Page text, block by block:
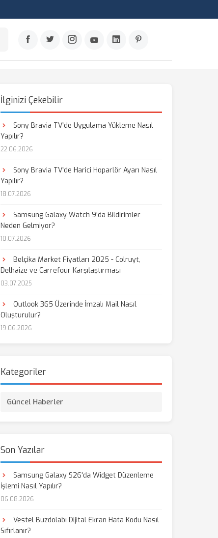
İlginizi Çekebilir
Sony Bravia TV'de Uygulama Yükleme Nasıl
Yapılır?
22.06.2026
Sony Bravia TV'de Harici Hoparlör Ayarı Nasıl
Yapılır?
18.07.2026
Samsung Galaxy Watch 9'da Bildirimler
Neden Gelmiyor?
10.07.2026
Belçika Market Fiyatları 2025 - Colruyt,
Delhaize ve Carrefour Karşılaştırması
03.07.2025
Outlook 365 Üzerinde İmzalı Mail Nasıl
Oluşturulur?
19.06.2026
Kategoriler
Güncel Haberler
Son Yazılar
Samsung Galaxy S26'da Widget Düzenleme
İşlemi Nasıl Yapılır?
06.08.2026
Vestel Buzdolabı Dijital Ekran Hata Kodu Nasıl
Sıfırlanır?